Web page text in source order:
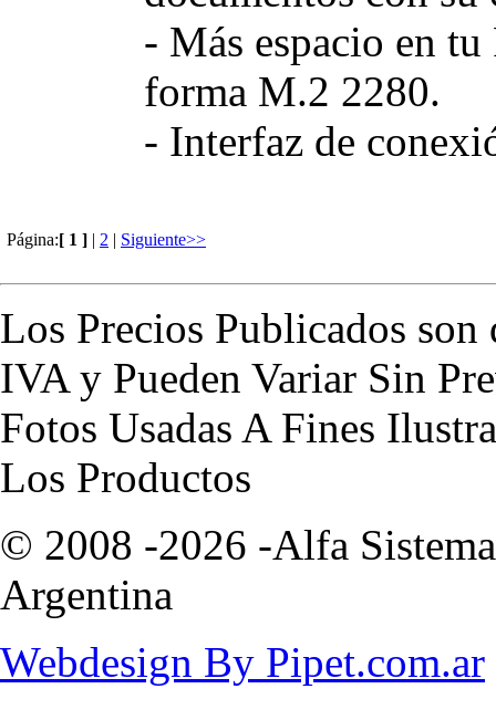
- Más espacio en
forma M.2 2280.
- Interfaz de
Página:[ 1 ] | 2 | Siguiente>>
Los Precios Publicados
IVA y Pueden Variar Sin
Fotos Usadas A Fines
Los Productos
© 2008 -2026 -Alfa
Argentina
Webdesign By Pipet.com.ar